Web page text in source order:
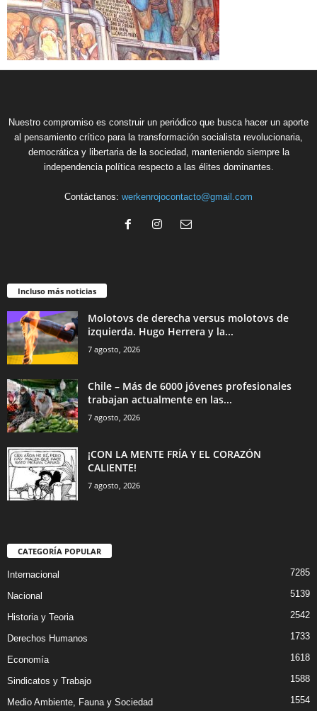
Nuestro compromiso es construir un periódico que busca hacer un aporte
al pensamiento crítico para la transformación socialista revolucionaria,
democrática y libertaria de la sociedad, manteniendo siempre la
independencia política respecto a las élites dominantes.
Contáctanos: werkenrojocontacto@gmail.com
Incluso más noticias
Molotovs de derecha versus molotovs de
izquierda. Hugo Herrera y la...
7 agosto, 2026
Chile – Más de 6000 jóvenes profesionales
trabajan actualmente en las...
7 agosto, 2026
¡CON LA MENTE FRÍA Y EL CORAZÓN
CALIENTE!
7 agosto, 2026
CATEGORÍA POPULAR
Internacional 7285
Nacional 5139
Historia y Teoria 2542
Derechos Humanos 1733
Economía 1618
Sindicatos y Trabajo 1588
Medio Ambiente, Fauna y Sociedad 1554